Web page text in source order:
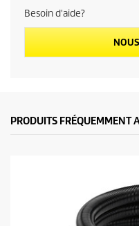
Besoin d'aide?
PRODUITS FRÉQUEMMENT